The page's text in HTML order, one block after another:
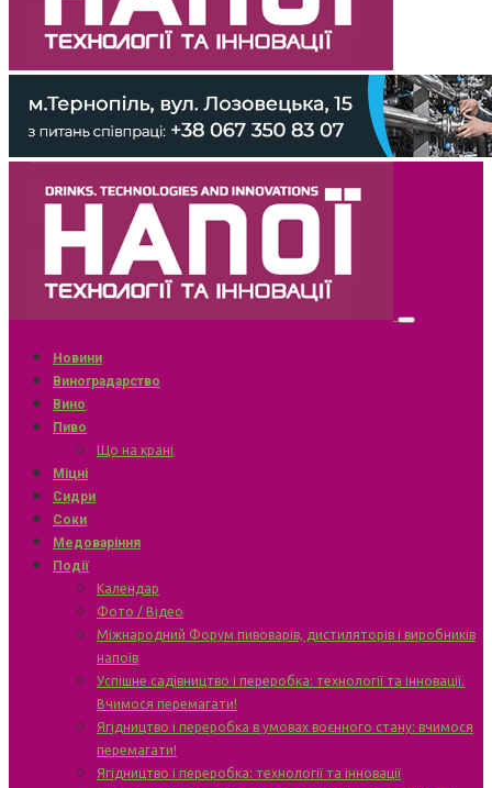
Новини
Виноградарство
Вино
Пиво
Що на крані
Міцні
Сидри
Соки
Медоваріння
Події
Календар
Фото / Відео
Міжнародний Форум пивоварів, дистиляторів і виробників
напоїв
Успішне садівництво і переробка: технології та інновації.
Вчимося перемагати!
Ягідництво і переробка в умовах воєнного стану: вчимося
перемагати!
Ягідництво і переробка: технології та інновації